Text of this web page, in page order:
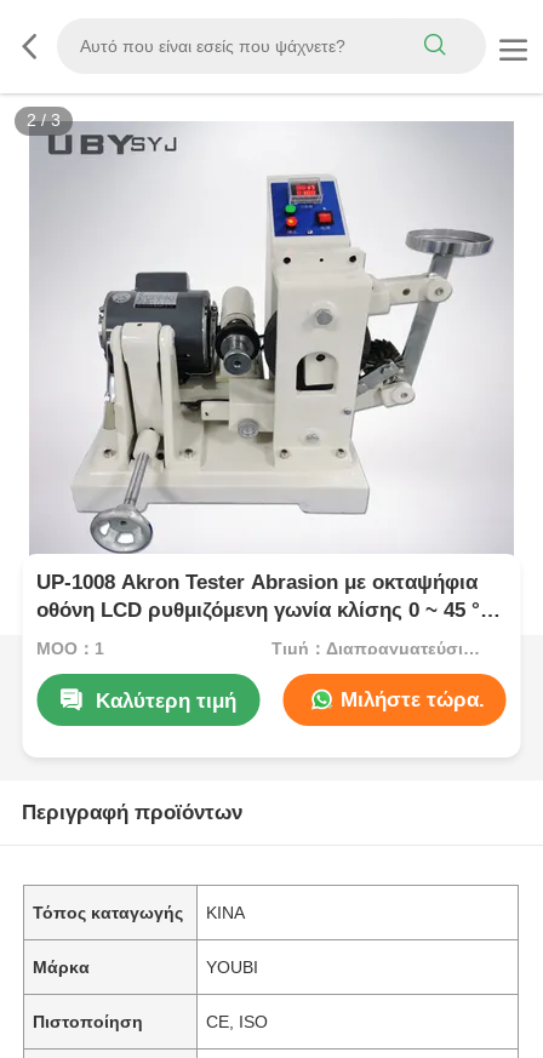
3/3
UP-1008 Akron Tester Abrasion με οκταψήφια
οθόνη LCD ρυθμιζόμενη γωνία κλίσης 0 ~ 45 °
και διπλό βάρος φορτίου 2LB / 6LB για δοκιμές
MOQ：1 Τιμή：Διαπραγματεύσιμος
Καλύτερη τιμή Μιλήστε τώρα.
Περιγραφή προϊόντων
Τόπος καταγωγής ΚΙΝΑ
Μάρκα YOUBI
Πιστοποίηση CE, ISO